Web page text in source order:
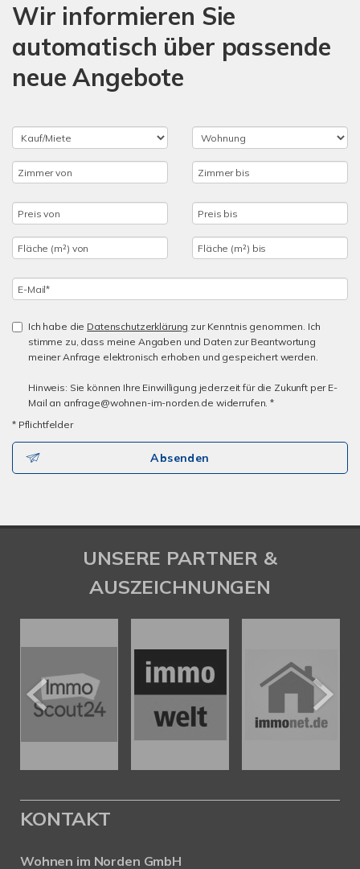
Wir informieren Sie
automatisch über passende
neue Angebote
Ich habe die Datenschutzerklärung zur Kenntnis genommen. Ich
stimme zu, dass meine Angaben und Daten zur Beantwortung
meiner Anfrage elektronisch erhoben und gespeichert werden.
Hinweis: Sie können Ihre Einwilligung jederzeit für die Zukunft per E-
Mail an anfrage@wohnen-im-norden.de widerrufen. *
* Pflichtfelder
Absenden
UNSERE PARTNER &
AUSZEICHNUNGEN
KONTAKT
Wohnen im Norden GmbH